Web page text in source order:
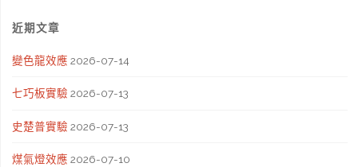
近期文章
變色龍效應 2026-07-14
七巧板實驗 2026-07-13
史楚普實驗 2026-07-13
煤氣燈效應 2026-07-10